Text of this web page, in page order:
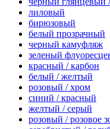
лиловый
бирюзовый
белый прозрачный
черный камуфляж
зеленый
красный / карбон
белый / желтый
розовый / хром
синий / красный
желтый / серый
розовый / розовое